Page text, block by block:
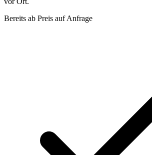
Bereits ab Preis auf Anfrage